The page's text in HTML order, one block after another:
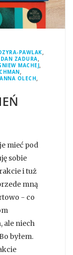
PAWLAK,
ZADURA,
MACHEJ,
,
OLECH,
mieć pod
sobie
i tuż
mną
- co
ale niech
byłem.